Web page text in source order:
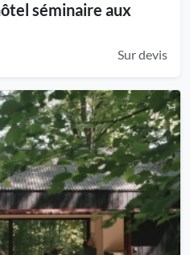
séminaire aux
Sur devis